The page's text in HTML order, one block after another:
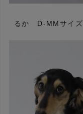
るか D-MMサイズ